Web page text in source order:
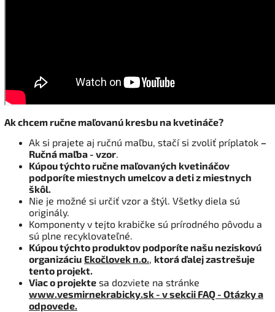
Ak chcem ručne maľovanú kresbu na kvetináče?
Ak si prajete aj ručnú maľbu, stačí si zvoliť príplatok –
Ručná maľba - vzor.
Kúpou týchto ručne maľovaných kvetináčov
podporíte miestnych umelcov a deti z miestnych
škôl.
Nie je možné si určiť vzor a štýl. Všetky diela sú
originály.
Komponenty v tejto krabičke sú prírodného pôvodu a
sú plne recyklovateľné.
Kúpou týchto produktov podporíte našu neziskovú
organizáciu Ekočlovek n.o., ktorá ďalej zastrešuje
tento projekt.
Viac o projekte sa dozviete na stránke
www.vesmirnekrabicky.sk - v sekcii FAQ - Otázky a
odpovede.